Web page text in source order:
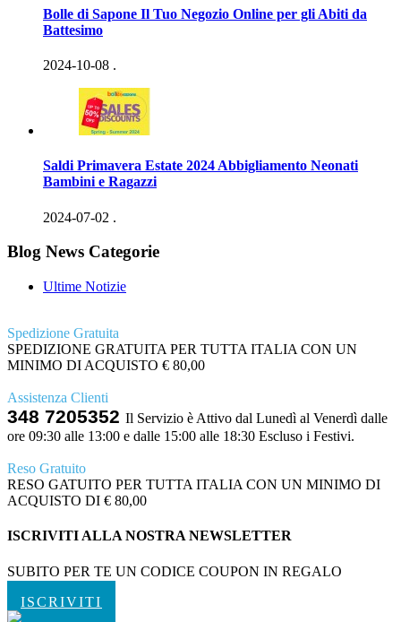
Bolle di Sapone Il Tuo Negozio Online per gli Abiti da
Battesimo
2024-10-08 .
Saldi Primavera Estate 2024 Abbigliamento Neonati
Bambini e Ragazzi
2024-07-02 .
Blog News Categorie
Ultime Notizie
Spedizione Gratuita
SPEDIZIONE GRATUITA PER TUTTA ITALIA CON UN
MINIMO DI ACQUISTO € 80,00
Assistenza Clienti
348 7205352 Il Servizio è Attivo dal Lunedì al Venerdì dalle
ore 09:30 alle 13:00 e dalle 15:00 alle 18:30 Escluso i Festivi.
Reso Gratuito
RESO GATUITO PER TUTTA ITALIA CON UN MINIMO DI
ACQUISTO DI € 80,00
ISCRIVITI ALLA NOSTRA NEWSLETTER
SUBITO PER TE UN CODICE COUPON IN REGALO
ISCRIVITI